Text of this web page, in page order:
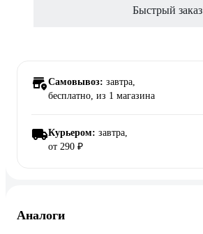
Быстрый заказ
Самовывоз: завтра,
бесплатно, из 1 магазина
Курьером: завтра,
от 290 ₽
Аналоги